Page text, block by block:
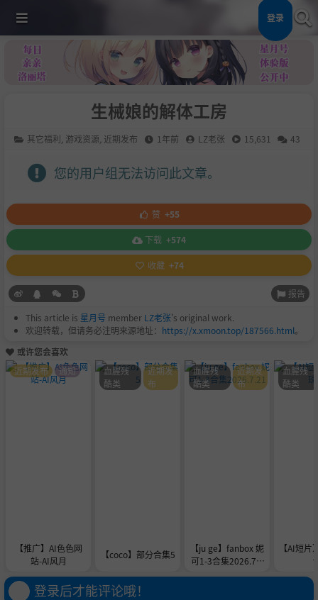
登录
生械娘的解体工房
其它福利 游戏资源 近期发布 1年前 LZ老张 15,631 43
您的用户组无法访问此文章。
赞 +55
下载 +574
收藏 +74
报告
This article is 星月号 member LZ老张's original work.
欢迎转载，但请务必注明来源地址： https://x.xmoon.top/187566.html。
或许您会喜欢
【推广】AI色色网
站-AI风月
近期发布 通知
【coco】部分合集5
血腥残
酷类
近期发
布
【ju ge】fanbox 妮
可1-3合集2026.7.2
血腥残
酷类
近期发
布
【AI短片
血腥残
酷类
登录后才能评论哦！